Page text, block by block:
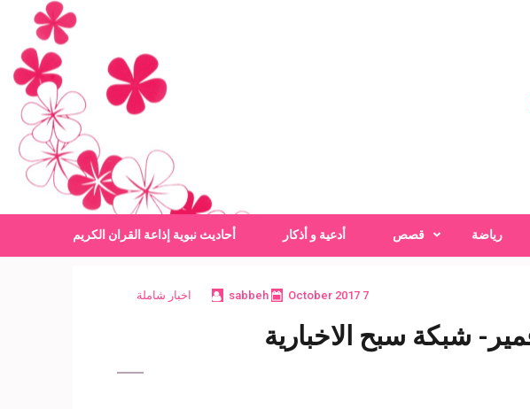
رياضة قصص أدعية و أذكار أحاديث نبوية إذاعة القران الكريم
7 October 2017
sabbeh اخبار شاملة